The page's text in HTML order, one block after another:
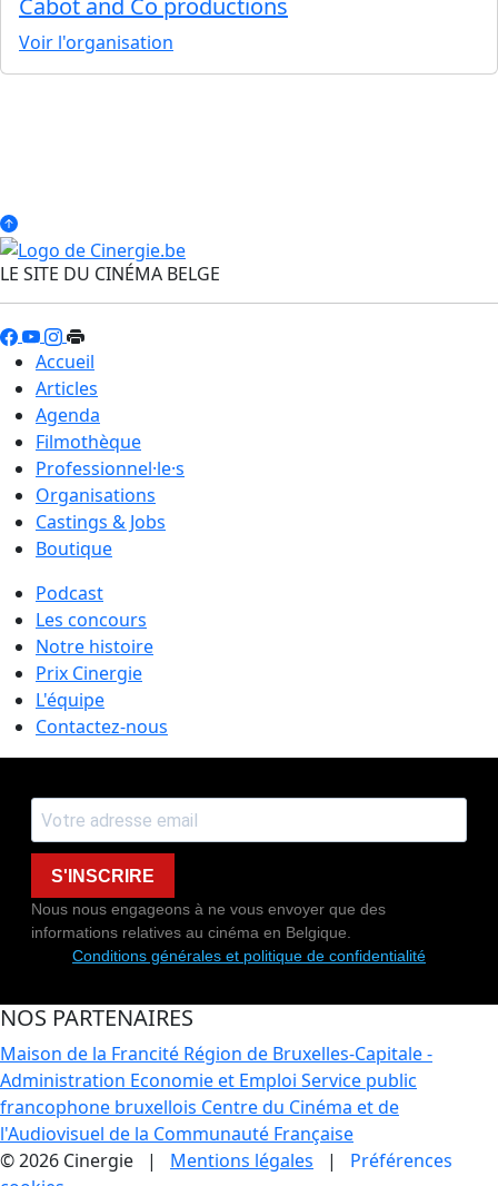
Cabot and Co productions
Voir l'organisation
LE SITE DU CINÉMA BELGE
Accueil
Articles
Agenda
Filmothèque
Professionnel·le·s
Organisations
Castings & Jobs
Boutique
Podcast
Les concours
Notre histoire
Prix Cinergie
L'équipe
Contactez-nous
S'INSCRIRE
Nous nous engageons à ne vous envoyer que des
informations relatives au cinéma en Belgique.
Conditions générales et politique de confidentialité
NOS PARTENAIRES
Maison de la Francité Région de Bruxelles-Capitale -
Administration Economie et Emploi Service public
francophone bruxellois Centre du Cinéma et de
l'Audiovisuel de la Communauté Française
© 2026 Cinergie | Mentions légales | Préférences